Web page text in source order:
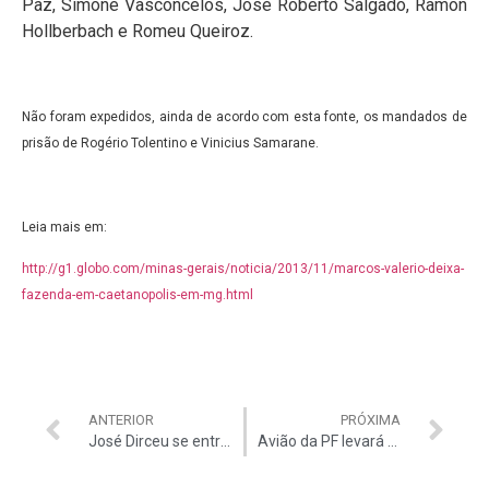
Paz, Simone Vasconcelos, José Roberto Salgado, Ramon
Hollberbach e Romeu Queiroz.
Não foram expedidos, ainda de acordo com esta fonte, os mandados de
prisão de Rogério Tolentino e Vinicius Samarane.
Leia mais em:
http://g1.globo.com/minas-gerais/noticia/2013/11/marcos-valerio-deixa-
fazenda-em-caetanopolis-em-mg.html
ANTERIOR
José Dirceu se entrega à Polícia Federal
PRÓXIMA
Avião da PF levará presos à Brasília